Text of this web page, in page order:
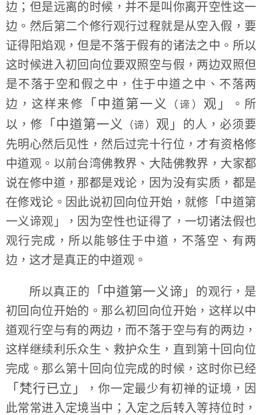
边；但是远离的时候，并不是叫你离开空性这一
边。然后第二个修行观行过程就是从空入假，要
证得阳焰观，但是不落于假有的诸法之中。所以
这时候进入初回向位要双照空与假，两边双照但
是不落于空和假之中，住于中道之中、不落两
边，这样来修
「中道第一义 （谛） 观」
。所
以，修
「中道第一义 （谛） 观」
的人，必须要
先明心然后见性，然后过完十行位，才有资格修
中道观。以前台湾佛教界、大陆佛教界，大家都
说在修中道，那都是戏论，因为没有实质，都是
在修戏论。因此说初回向位开始，就修「中道第
一义谛观」，因为空性也证得了，一切诸法假也
观行完成，所以能够住于中道，不落空、有两
边，这才是真正的中道观。
所以真正的 「中道第一义谛」
的观行，是
初回向位开始的。那么初回向位开始，这样以中
道观行空与有的两边，而不落于空与有的两边，
这样继续利乐众生、救护众生，直到第十回向位
完成。那么第十回向位完成的时候，这时你已经
「梵行已立」
，你一定最少有初禅的证境，因
此常常进入定境当中；入定之后转入等持位时，